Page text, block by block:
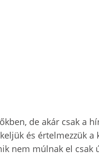
de akár csak a
és értelmezzük
nem múlnak el csak